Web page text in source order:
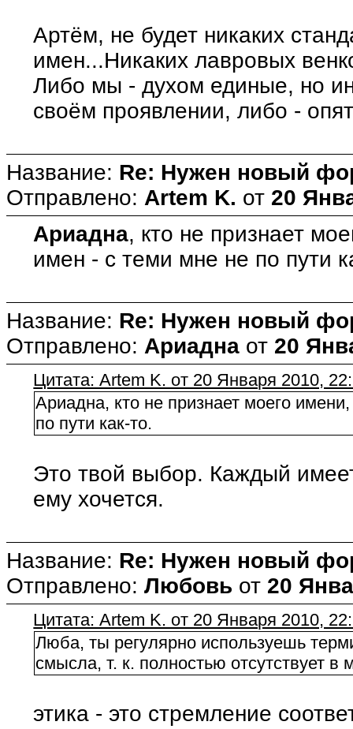
Артём, не будет никаких
имен...Никаких лавровых
Либо мы - духом единые, но
своём проявлении, либо -
Название: Re: Нужен новый
Отправлено: Artem K. от 20
Ариадна, кто не признает
имен - с теми мне не по пути
Название: Re: Нужен новый
Отправлено: Ариадна от 20
Цитата: Artem K. от 20 Января 2010,
Ариадна, кто не признает моего
по пути как-то.
Это твой выбор. Каждый
ему хочется.
Название: Re: Нужен новый
Отправлено: Любовь от 20
Цитата: Artem K. от 20 Января 2010,
Люба, ты регулярно используешь
смысла, т. к. полностью отсутствует в
этика - это стремление